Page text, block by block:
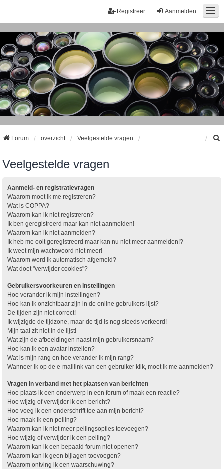
Aanmelden
Registreer
Forum overzicht Veelgestelde vragen
Veelgestelde vragen
Aanmeld- en registratievragen
Waarom moet ik me registreren?
Wat is COPPA?
Waarom kan ik niet registreren?
Ik ben geregistreerd maar kan niet aanmelden!
Waarom kan ik niet aanmelden?
Ik heb me ooit geregistreerd maar kan nu niet meer aanmelden!?
Ik weet mijn wachtwoord niet meer!
Waarom word ik automatisch afgemeld?
Wat doet "verwijder cookies"?
Gebruikersvoorkeuren en instellingen
Hoe verander ik mijn instellingen?
Hoe kan ik onzichtbaar zijn in de online gebruikers lijst?
De tijden zijn niet correct!
Ik wijzigde de tijdzone, maar de tijd is nog steeds verkeerd!
Mijn taal zit niet in de lijst!
Wat zijn de afbeeldingen naast mijn gebruikersnaam?
Hoe kan ik een avatar instellen?
Wat is mijn rang en hoe verander ik mijn rang?
Wanneer ik op de e-maillink van een gebruiker klik, moet ik me aanmelden?
Vragen in verband met het plaatsen van berichten
Hoe plaats ik een onderwerp in een forum of maak een reactie?
Hoe wijzig of verwijder ik een bericht?
Hoe voeg ik een onderschrift toe aan mijn bericht?
Hoe maak ik een peiling?
Waarom kan ik niet meer peilingsopties toevoegen?
Hoe wijzig of verwijder ik een peiling?
Waarom kan ik een bepaald forum niet openen?
Waarom kan ik geen bijlagen toevoegen?
Waarom ontving ik een waarschuwing?